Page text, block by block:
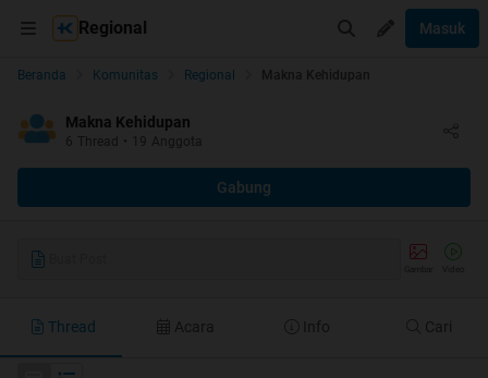
Regional Masuk
Beranda Komunitas Regional Makna Kehidupan
Makna Kehidupan
6 Thread • Anggota
Gabung
Thread Acara Info Cari